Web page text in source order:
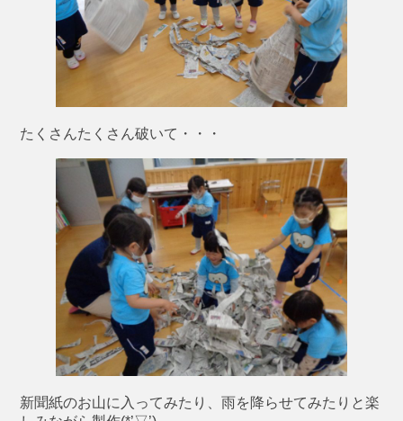
たくさんたくさん破いて・・・
新聞紙のお山に入ってみたり、雨を降らせてみたりと楽